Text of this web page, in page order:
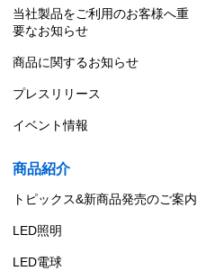
当社製品をご利用のお客様へ重
要なお知らせ
商品に関するお知らせ
プレスリリース
イベント情報
商品紹介
トピックス&新商品発売のご案内
LED照明
LED電球